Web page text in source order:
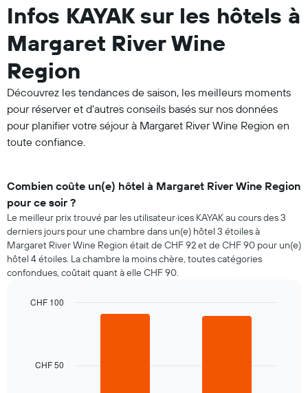
Infos KAYAK sur les hôtels à
Margaret River Wine
Region
Découvrez les tendances de saison, les meilleurs moments
pour réserver et d'autres conseils basés sur nos données
pour planifier votre séjour à Margaret River Wine Region en
toute confiance.
Combien coûte un(e) hôtel à Margaret River Wine Region
pour ce soir ?
Le meilleur prix trouvé par les utilisateur·ices KAYAK au cours des 3
derniers jours pour une chambre dans un(e) hôtel 3 étoiles à
Margaret River Wine Region était de CHF 92 et de CHF 90 pour un(e)
hôtel 4 étoiles. La chambre la moins chère, toutes catégories
confondues, coûtait quant à elle CHF 90.
bars.CHF 50
CHF 100